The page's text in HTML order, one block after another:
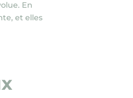
En
et elles